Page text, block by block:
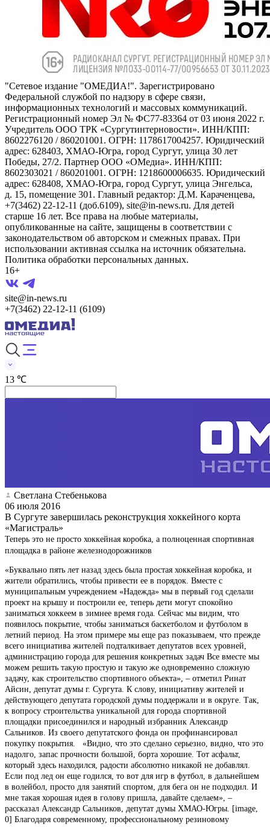
"Сетевое издание "ОМЕДИА!". Зарегистрировано
Федеральной службой по надзору в сфере связи,
информационных технологий и массовых коммуникаций.
Регистрационный номер Эл № ФС77-83364 от 03 июня 2022 г.
Учредитель ООО ТРК «Сургутинтерновости». ИНН/КПП:
8602276120 / 860201001. ОГРН: 1178617004257. Юридический
адрес: 628403, ХМАО-Югра, город Сургут, улица 30 лет
Победы, 27/2. Партнер ООО «ОМедиа». ИНН/КПП:
8602303021 / 860201001. ОГРН: 1218600006635. Юридический
адрес: 628408, ХМАО-Югра, город Сургут, улица Энгельса,
д. 15, помещение 301. Главный редактор: Д.М. Караченцева,
+7(3462) 22-12-11 (доб.6109), site@in-news.ru. Для детей
старше 16 лет. Все права на любые материалы,
опубликованные на сайте, защищены в соответствии с
законодательством об авторском и смежных правах. При
использовании активная ссылка на источник обязательна.
Политика обработки персональных данных.
16+
site@in-news.ru
+7(3462) 22-12-11 (6109)
13 ℃
Светлана Стебенькова
06 июля 2016
В Сургуте завершилась реконструкция хоккейного корта
«Магистраль»
Теперь это не просто хоккейная коробка, а полноценная спортивная
площадка в районе железнодорожников
«Буквально пять лет назад здесь была простая хоккейная коробка, и
жители обратились, чтобы привести ее в порядок. Вместе с
муниципальным учреждением «Надежда» мы в первый год сделали
проект на крышу и построили ее, теперь дети могут спокойно
заниматься хоккеем в зимнее время года. Сейчас мы видим, что
появилось покрытие, чтобы заниматься баскетболом и футболом в
летний период. На этом примере мы еще раз показываем, что прежде
всего инициатива жителей подталкивает депутатов всех уровней,
администрацию города для решения конкретных задач Все вместе мы
можем решить такую простую и такую же одновременно сложную
задачу, как строительство спортивного объекта», – отметил Ринат
Айсин, депутат думы г. Сургута. К слову, инициативу жителей и
действующего депутата городской думы поддержали и в округе. Так,
к вопросу строительства уникальной для города спортивной
площадки присоединился и народный избранник Александр
Сальников. Из своего депутатского фонда он профинансировал
покупку покрытия. «Видно, что это сделано серьезно, видно, что это
надолго, запас прочности большой, борта хорошие. Тот асфальт,
который здесь находился, радости абсолютно никакой не добавлял.
Если под лед он еще годился, то вот для игр в футбол, в дальнейшем
в волейбол, просто для занятий спортом, для бега он не подходил. И
мне такая хорошая идея в голову пришла, давайте сделаем», –
рассказал Александр Сальников, депутат думы ХМАО-Югры. [image,
0] Благодаря современному, профессиональному резиновому